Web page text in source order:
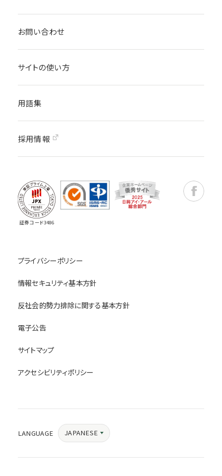
お問い合わせ
サイトの使い方
用語集
採用情報
Facebook
証券コード3486
プライバシーポリシー
情報セキュリティ基本方針
反社会的勢力排除に関する基本方針
電子公告
サイトマップ
アクセシビリティポリシー
LANGUAGE JAPANESE